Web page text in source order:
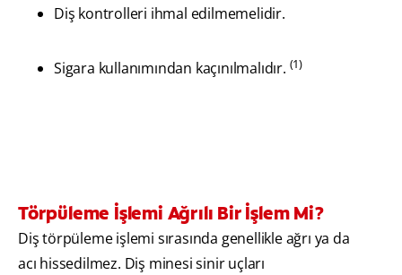
Diş kontrolleri ihmal edilmemelidir.
Sigara kullanımından kaçınılmalıdır. (1)
Törpüleme İşlemi Ağrılı Bir İşlem Mi?
Diş törpüleme işlemi sırasında genellikle ağrı ya da
acı hissedilmez. Diş minesi sinir uçları